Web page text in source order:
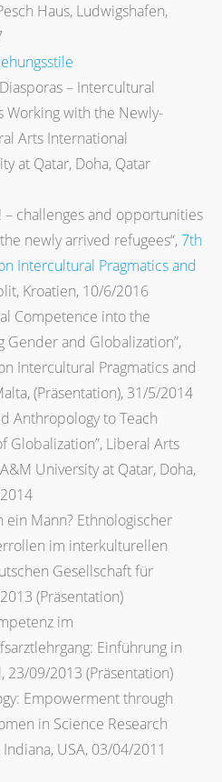
Haus, Ludwigshafen,
– Intercultural
Working with the Newly-
Arts International
at Qatar, Doha, Qatar
– challenges and opportunities
newly arrived refugees“,7th
Intercultural Pragmatics and
Kroatien, 10/6/2016
Competence into the
Gender and Globalization”,
Intercultural Pragmatics and
(Präsentation), 31/5/2014
Anthropology to Teach
Globalization”, Liberal Arts
University at Qatar, Doha,
ein Mann? Ethnologischer
im interkulturellen
Gesellschaft für
(Präsentation)
im
Einführung in
09/2013 (Präsentation)
Empowerment through
in Science Research
USA, 03/04/2011